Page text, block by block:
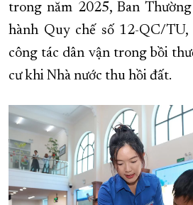
trong năm 2025, Ban
hành Quy chế số 12-QC/TU,
công tác dân vận trong bồi
cư khi Nhà nước thu hồi đất.